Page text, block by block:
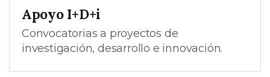
Apoyo I+D+i
Convocatorias a proyectos de
investigación, desarrollo e innovación.